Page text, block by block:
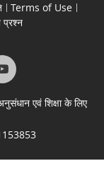
Terms of Use
प्रश्न
एवं शिक्षा के लिए